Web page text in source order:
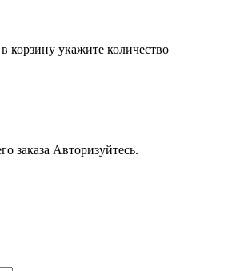
корзину укажите количество
заказа Авторизуйтесь.